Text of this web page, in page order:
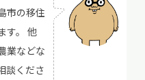
市の移住
す。 他
業などな
談くださ